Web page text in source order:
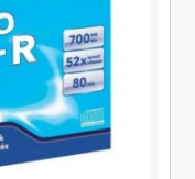
o
r
l
s